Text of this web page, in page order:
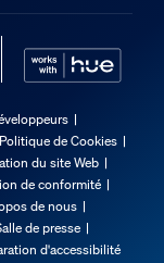
Politique de Cookies
du site Web
de conformité
de nous
de presse
d'accessibilité